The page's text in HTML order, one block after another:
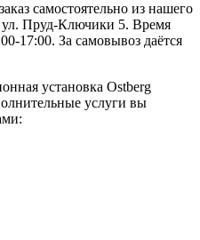
самостоятельно из нашего
ул. Пруд-Ключики 5. Время
17:00. За самовывоз даётся
установка Ostberg
услуги вы